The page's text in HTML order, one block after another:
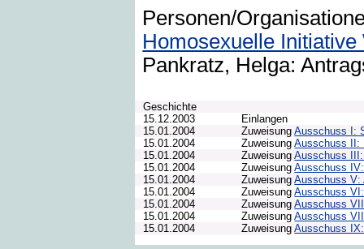
Personen/
Homosexuelle Initiative
Pankratz, Helga:
Geschichte
15.12.2003
Einlangen
15.01.2004
ZuweisungAusschuss I:
15.01.2004
ZuweisungAusschuss II:
15.01.2004
ZuweisungAusschuss
15.01.2004
ZuweisungAusschuss
15.01.2004
ZuweisungAusschuss V:
15.01.2004
ZuweisungAusschuss
15.01.2004
ZuweisungAusschuss
15.01.2004
ZuweisungAusschuss
15.01.2004
ZuweisungAusschuss